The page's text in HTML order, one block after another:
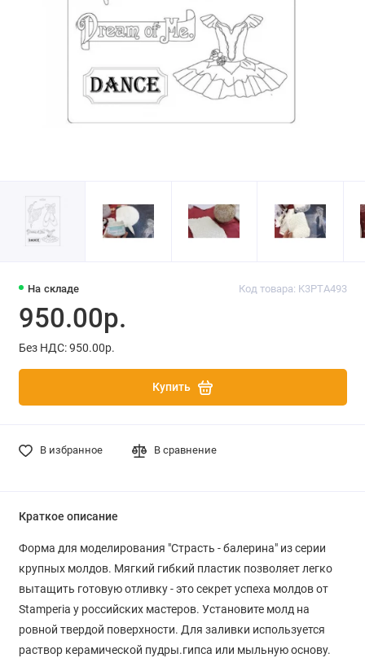
На складе Код товара: K3PTA493
950.00р.
Без НДС: 950.00р.
Купить
В избранное В сравнение
Краткое описание
Форма для моделирования "Страсть - балерина" из серии
крупных молдов. Мягкий гибкий пластик позволяет легко
вытащить готовую отливку - это секрет успеха молдов от
Stamperia у российских мастеров. Установите молд на
ровной твердой поверхности. Для заливки используется
раствор керамической пудры.гипса или мыльную основу.